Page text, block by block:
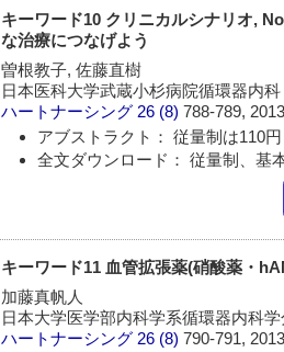
キーワード10 クリニカルシナリオ,
な治療につなげよう
曽根教子, 佐藤直樹
日本医科大学武蔵小杉病院循環器内科
ハートナーシング 26 (8)788-789,
アブストラクト： 従量制は110
全文ダウンロード： 従量制、基
キーワード11 血管拡張薬(硝酸薬・
加藤真帆人
日本大学医学部内科学系循環器内科
ハートナーシング 26 (8)790-791,